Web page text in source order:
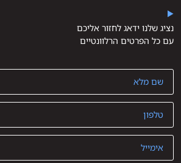
נציג שלנו ידאג לחזור אליכם
עם כל הפרטים הרלוונטיים